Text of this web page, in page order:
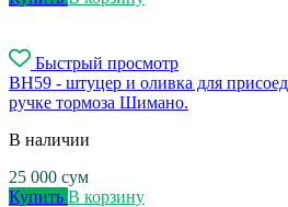
Быстрый просмотр
BH59 - штуцер и оливка для
ручке тормоза Шимано.
В наличии
25 000 сум
Купить В корзину